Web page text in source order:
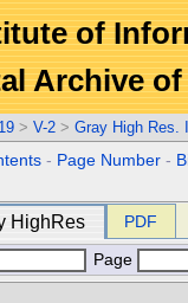
of
Archive
> V-2 > Gray High Res.
- Page Number -
HighRes PDF
Page